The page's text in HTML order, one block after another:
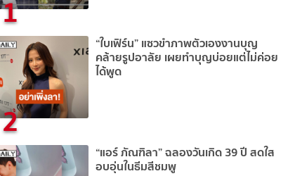
1
2
“ใบเฟิร์น” แซวขำภาพตัวเองงานบุญ
คล้ายรูปอาลัย เผยทำบุญบ่อยแต่ไม่ค่อย
ได้พูด
“แอร์ ภัณฑิลา” ฉลองวันเกิด 39 ปี สดใส
อบอุ่นในธีมสีชมพู